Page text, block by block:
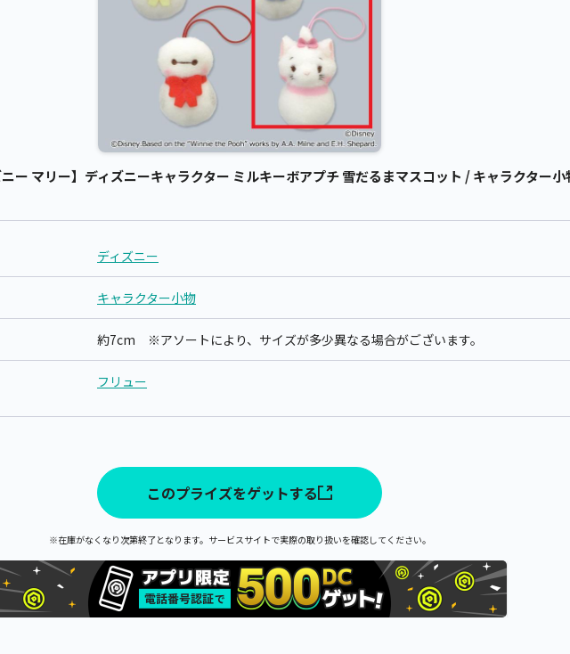
ニー マリー】ディズニーキャラクター ミルキーボアプチ 雪だるまマスコット / キャラクター
ディズニー
キャラクター小物
約7cm ※アソートにより、サイズが多少異なる場合がございます。
フリュー
このプライズをゲットする
※在庫がなくなり次第終了となります。サービスサイトで実際の取り扱いを確認してください。